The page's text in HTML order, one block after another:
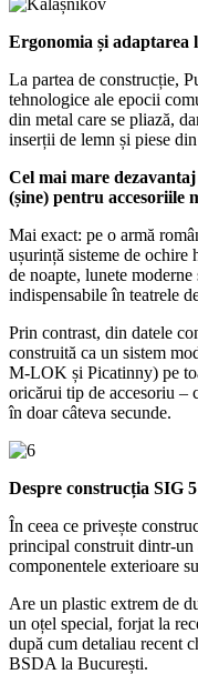
Ergonomia și adaptarea
La partea de construcție,
tehnologice ale epocii
din metal care se pliază,
inserții de lemn și piese
Cel mai mare
(șine) pentru accesoriile
Mai exact: pe o armă
ușurință sisteme de
de noapte, lunete
indispensabile în teatrele
Prin contrast, din datele
construită ca un sistem
M-LOK și Picatinny) pe
oricărui tip de accesoriu –
în doar câteva secunde.
Despre construcția SIG
În ceea ce privește
principal construit dintr-
componentele exterioare
Are un plastic extrem de
un oțel special, forjat la
după cum detaliau recent
BSDA la București.